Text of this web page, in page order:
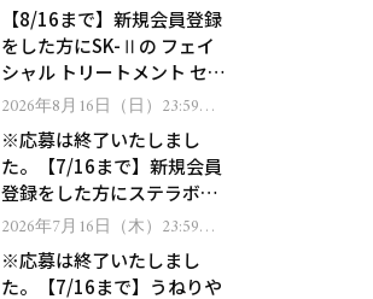
【8/16まで】新規会員登録
をした方にSK-Ⅱの フェイ
シャル トリートメント セラ
ムをプレゼント！
2026年8月16日（日）23:59ま
※応募は終了いたしまし
た。【7/16まで】新規会員
登録をした方にステラボー
テのシャインリバース ヘア
ゼント！
2026年7月16日（木）23:59ま
※応募は終了いたしまし
た。【7/16まで】うねりや